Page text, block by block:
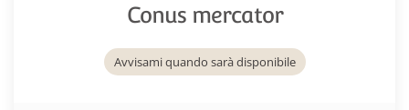
Conus mercator
Avvisami quando sarà disponibile